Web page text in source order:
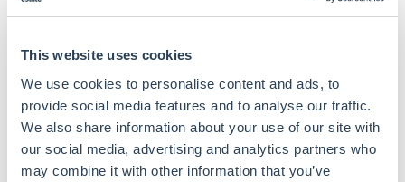
This website uses cookies
We use cookies to personalise content and ads, to
provide social media features and to analyse our traffic.
We also share information about your use of our site with
our social media, advertising and analytics partners who
may combine it with other information that you’ve
- 25,8% voor winsten boven € 200.000
Indien de ontvangen rente vervolgens als dividend
wordt uitgekeerd naar privé, is dividendbelasting en
Box 2 inkomstenbelasting van toepassing. Het
gecombineerde tarief voor dividenduitkeringen
bedraagt in 2024: 26,9%.